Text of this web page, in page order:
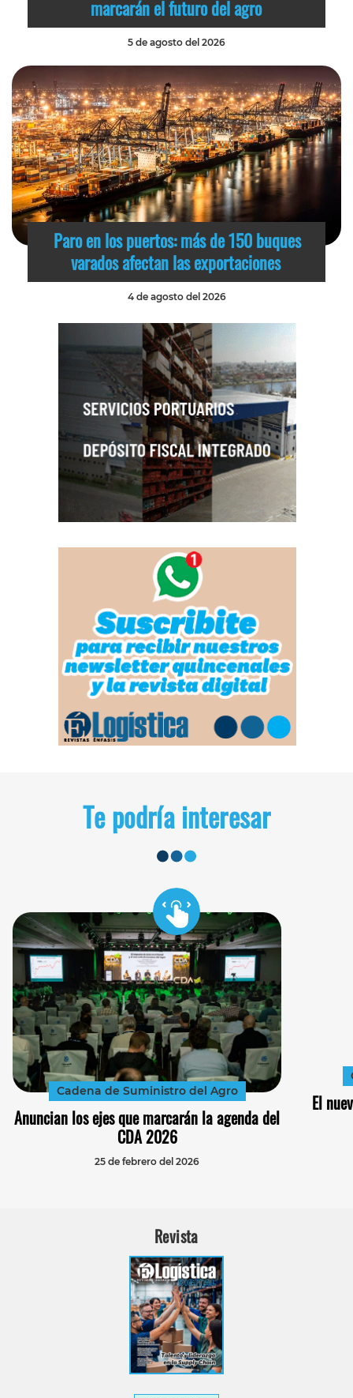
marcarán el futuro del agro
5 de agosto del 2026
Paro en los puertos: más de 150 buques
varados afectan las exportaciones
4 de agosto del 2026
Te podría interesar
Cadena de Suministro del Agro
Anuncian los ejes que marcarán la agenda del
CDA 2026
25 de febrero del 2026
El
Revista